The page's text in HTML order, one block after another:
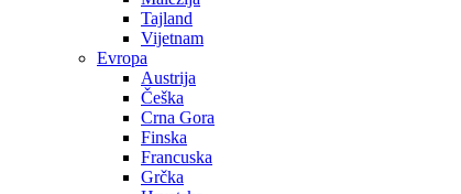
Tajland
Vijetnam
Evropa
Austrija
Češka
Crna Gora
Finska
Francuska
Grčka